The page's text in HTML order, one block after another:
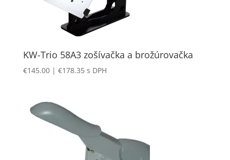
KW-Trio 58A3 zošívačka a brožúrovačka
€145.00 | €178.35s DPH